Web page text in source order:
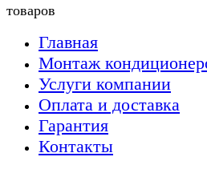
товаров
Главная
Монтаж
Услуги компании
Оплата и доставка
Гарантия
Контакты